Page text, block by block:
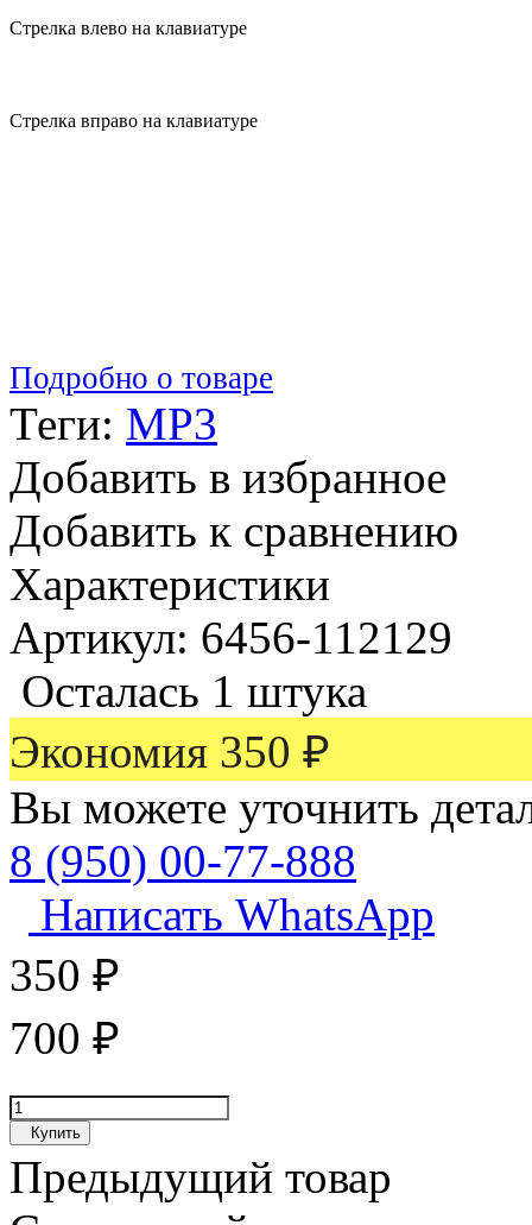
Стрелка влево на клавиатуре
Стрелка вправо на клавиатуре
Подробно о товаре
Теги: MP3
Добавить в избранное
Добавить к сравнению
Характеристики
Артикул: 6456-112129
Осталась 1 штука
Экономия 350 ₽
Вы можете уточнить
8 (950) 00-77-888
Написать WhatsApp
350 ₽
700 ₽
Купить
Предыдущий товар